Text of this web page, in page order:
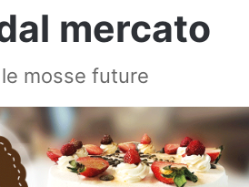
mercato
mosse future